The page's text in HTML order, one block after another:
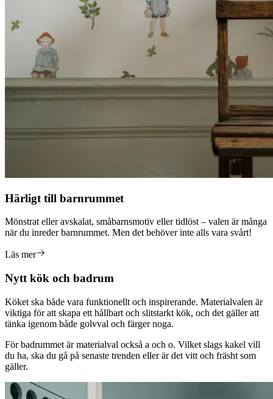
Härligt till barnrummet
Mönstrat eller avskalat, småbarnsmotiv eller tidlöst – valen är många
när du inreder barnrummet. Men det behöver inte alls vara svårt!
Läs mer
Nytt kök och badrum
Köket ska både vara funktionellt och inspirerande. Materialvalen är
viktiga för att skapa ett hållbart och slitstarkt kök, och det gäller att
tänka igenom både golvval och färger noga.
För badrummet är materialval också a och o. Vilket slags kakel vill
du ha, ska du gå på senaste trenden eller är det vitt och fräsht som
gäller.